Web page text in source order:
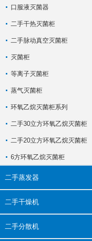
口服液灭菌器
二手干热灭菌柜
二手脉动真空灭菌柜
灭菌柜
等离子灭菌柜
蒸气灭菌柜
环氧乙烷灭菌柜系列
二手30立方环氧乙烷灭菌柜
二手20立方环氧乙烷灭菌柜
6方环氧乙烷灭菌柜
二手蒸发器
二手干燥机
二手分散机